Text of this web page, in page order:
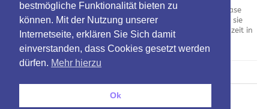
Champions-League-Gruppenphase
geschafft. Gegen Nikosia zeigten sie
sich vor allem in der ersten Halbzeit in
Torlaune.
bestmögliche Funktionalität bieten zu
können. Mit der Nutzung unserer
Internetseite, erklären Sie Sich damit
einverstanden, dass Cookies gesetzt werden
dürfen. Mehr hierzu
Ok